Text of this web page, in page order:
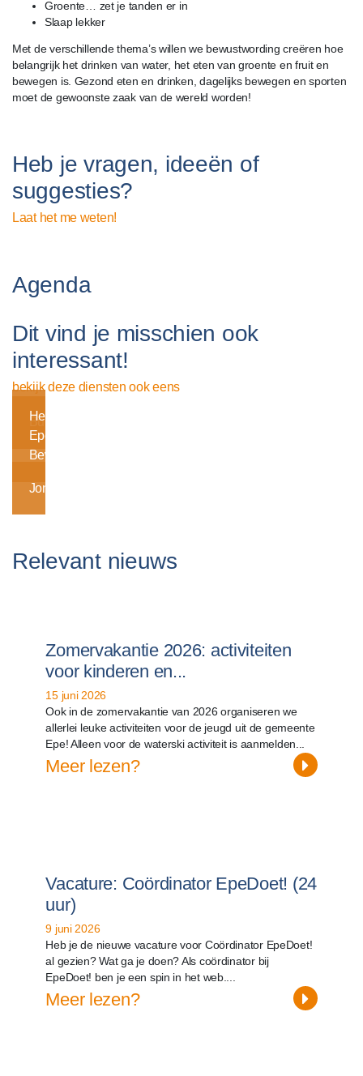
Groente… zet je tanden er in
Slaap lekker
Met de verschillende thema’s willen we bewustwording creëren hoe
belangrijk het drinken van water, het eten van groente en fruit en
bewegen is. Gezond eten en drinken, dagelijks bewegen en sporten
moet de gewoonste zaak van de wereld worden!
Heb je vragen, ideeën of
suggesties?
Laat het me weten!
Agenda
Dit vind je misschien ook
interessant!
bekijk deze diensten ook eens
Buurtsport
Heel
Epe
Beweegt
Jongerenwerk
Relevant nieuws
Zomervakantie 2026: activiteiten
voor kinderen en...
15 juni 2026
Ook in de zomervakantie van 2026 organiseren we
allerlei leuke activiteiten voor de jeugd uit de gemeente
Epe! Alleen voor de waterski activiteit is aanmelden...
Meer lezen?
Vacature: Coördinator EpeDoet! (24
uur)
9 juni 2026
Heb je de nieuwe vacature voor Coördinator EpeDoet!
al gezien? Wat ga je doen? Als coördinator bij
EpeDoet! ben je een spin in het web....
Meer lezen?